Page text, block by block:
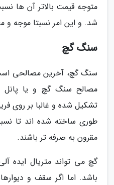
متوجه قیمت بالاتر آن ها
شد. و این امر نسبتا موجه و
سنگ گچ
سنگ گچ، آخرین مصالحی
مصالح سنگ گچ و یا
تشکیل شده و غالبا بر روی
طوری ساخته شده اند تا
مقرون به صرفه تر باشند.
گچ می تواند متریال ایده
باشد. اما اگر سقف و